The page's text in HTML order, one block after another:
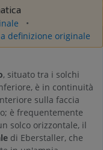
definizione originale
, situato tra i solchi
è in continuità
sulla faccia
è frequentemente
solco orizzontale, il
di Eberstaller, che